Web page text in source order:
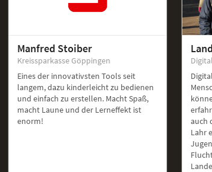
Manfred Stoiber
Kreissparkasse Göppingen
Eines der innovativsten Tools seit
langem, dazu kinderleicht zu bedienen
und einfach zu erstellen. Macht Spaß,
macht Laune und der Lerneffekt ist
enorm!
auch
Lahr